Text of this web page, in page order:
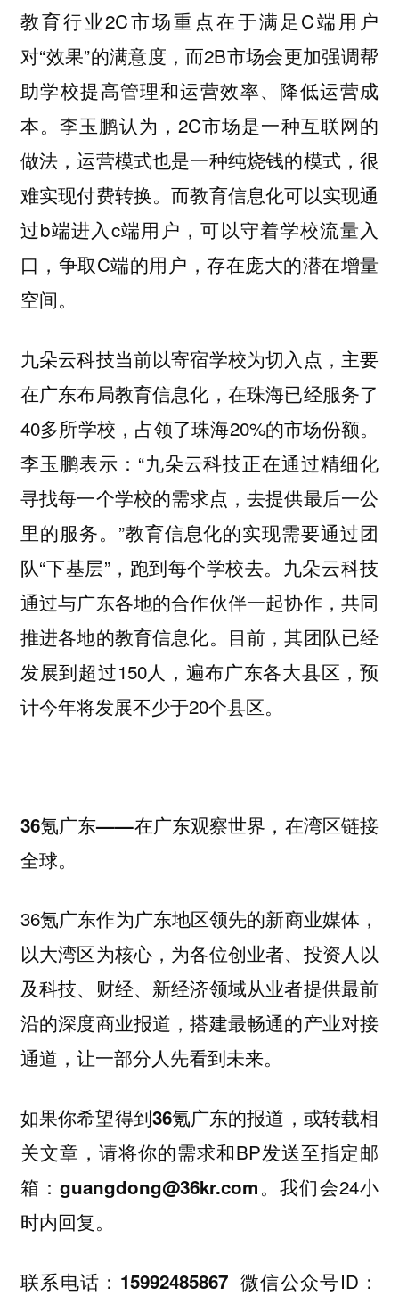
教育行业2C市场重点在于满足C端用户
对“效果”的满意度，而2B市场会更加强调帮
助学校提高管理和运营效率、降低运营成
本。李玉鹏认为，2C市场是一种互联网的
做法，运营模式也是一种纯烧钱的模式，很
难实现付费转换。而教育信息化可以实现通
过b端进入c端用户，可以守着学校流量入
口，争取C端的用户，存在庞大的潜在增量
空间。
九朵云科技当前以寄宿学校为切入点，主要
在广东布局教育信息化，在珠海已经服务了
40多所学校，占领了珠海20%的市场份额。
李玉鹏表示：“九朵云科技正在通过精细化
寻找每一个学校的需求点，去提供最后一公
里的服务。”教育信息化的实现需要通过团
队“下基层”，跑到每个学校去。九朵云科技
通过与广东各地的合作伙伴一起协作，共同
推进各地的教育信息化。目前，其团队已经
发展到超过150人，遍布广东各大县区，预
计今年将发展不少于20个县区。
36氪广东——在广东观察世界，在湾区链接
全球。
36氪广东作为广东地区领先的新商业媒体，
以大湾区为核心，为各位创业者、投资人以
及科技、财经、新经济领域从业者提供最前
沿的深度商业报道，搭建最畅通的产业对接
通道，让一部分人先看到未来。
如果你希望得到36氪广东的报道，或转载相
关文章 ，请将你的需求和BP发送至指定邮
箱：guangdong@36kr.com。我们会24小
时内回复。
联系电话： 15992485867微信公众号ID：